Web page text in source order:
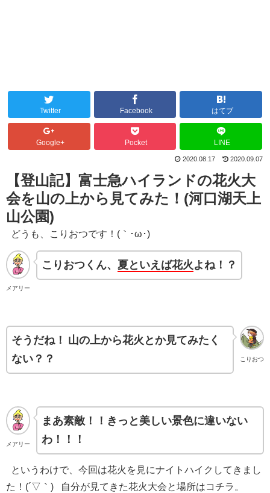
Twitter Facebook はてブ
Google+ Pocket LINE
2020.08.17 2020.09.07
【登山記】富士急ハイランドの花火大
会を山の上から見てみた！(河口湖天上
山公園)
どうも、こりおつです！(｀･ω･)
メアリー
こりおつくん、 夏といえば花火 よね！？
こりおつ
そうだね！ 山の上から花火とか見てみたく
ない？？
メアリー
まあ素敵！！きっと美しい景色に違いない
わ！！！
というわけで、今回は花火を見にナイトハイクしてきまし
た！(´▽｀) 自分が見てきた花火大会と場所はコチラ。